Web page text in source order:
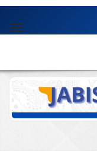
jump
to
Main
Navigation
Content
Sidebar
Toggle